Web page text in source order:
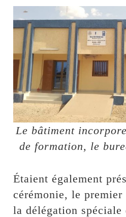
Le bâtiment
de formation, le
Étaient également
cérémonie, le
la délégation spéciale